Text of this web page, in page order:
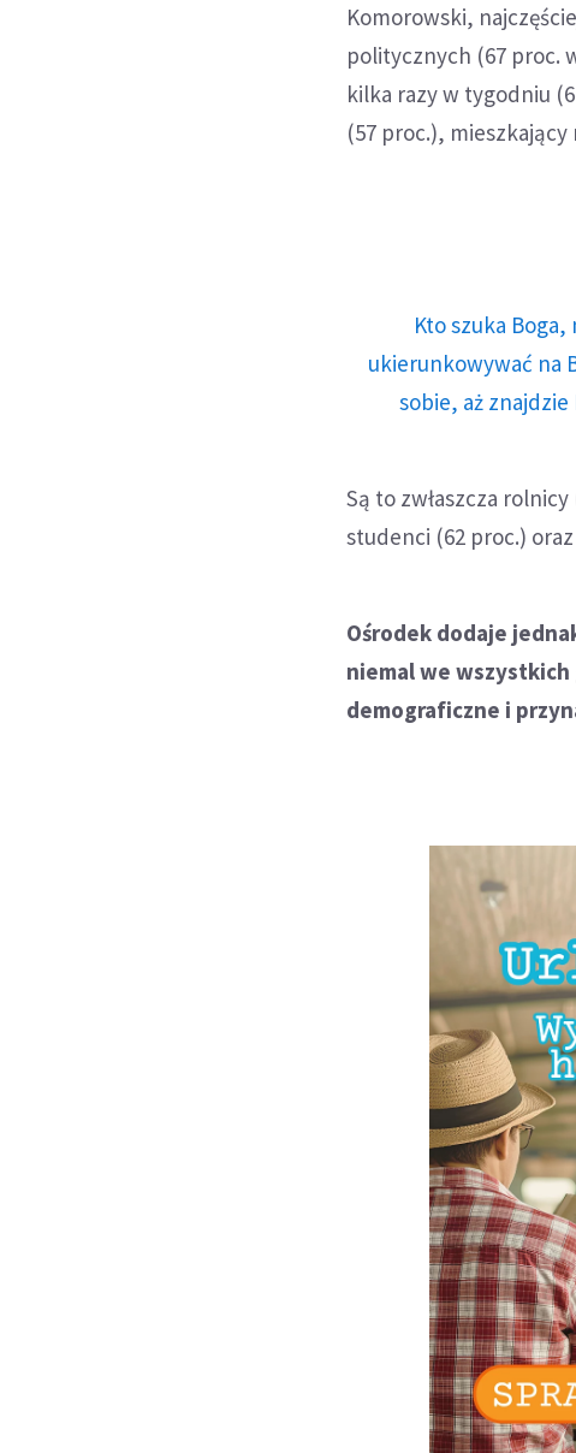
Komorowski,
politycznych (67 proc.
kilka razy w tygodniu
(57 proc.), mieszkający
Kto szuka
ukierunkowywać na
sobie, aż
Są to zwłaszcza
studenci (62 proc.)
Ośrodek dodaje
niemal we wszystkich
demograficzne i